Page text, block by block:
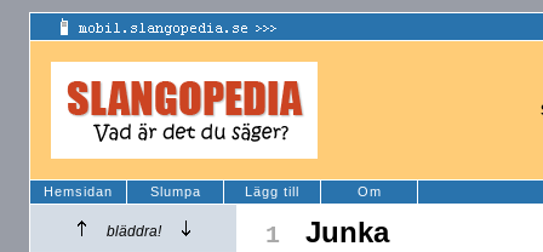
Hemsidan Slumpa Lägg till Om
bläddra!
1 Junka